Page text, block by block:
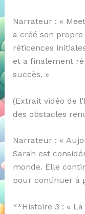
Narrateur : «
a créé son
réticences
et a finalement
succès. »
(Extrait vidéo de
des obstacles
Narrateur : «
Sarah est
monde. Elle
pour continuer à
**Histoire 3 : «